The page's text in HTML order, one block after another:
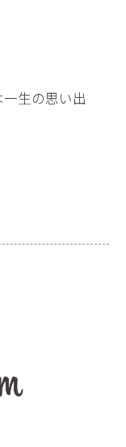
生の思い出